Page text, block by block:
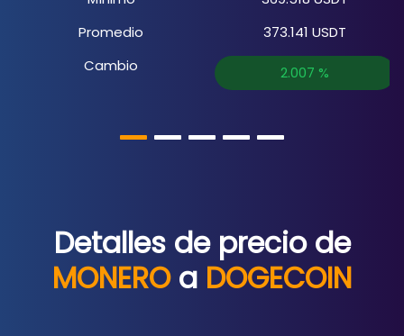
Promedio
Cambio
373.141 USDT
2.007 %
Detalles de precio de
MONEROa DOGECOIN